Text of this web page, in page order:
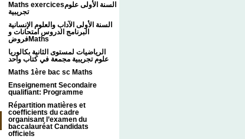
Maths exercicesالسنة الأولى علوم
تجريبية
السنة الأولى الآداب والعلوم الإنسانية
البرنامج الدروس امتحانات و
فروضMaths
الرياضيات لمستوى الثانية بكالوريا
علوم تجريبية مجمعة في كتاب واحد
Maths 1ère bac sc Maths
Enseignement Secondaire
qualifiant: Programme
Répartition matières et
coefficients du cadre
organisant l’examen du
baccalauréat Candidats
officiels